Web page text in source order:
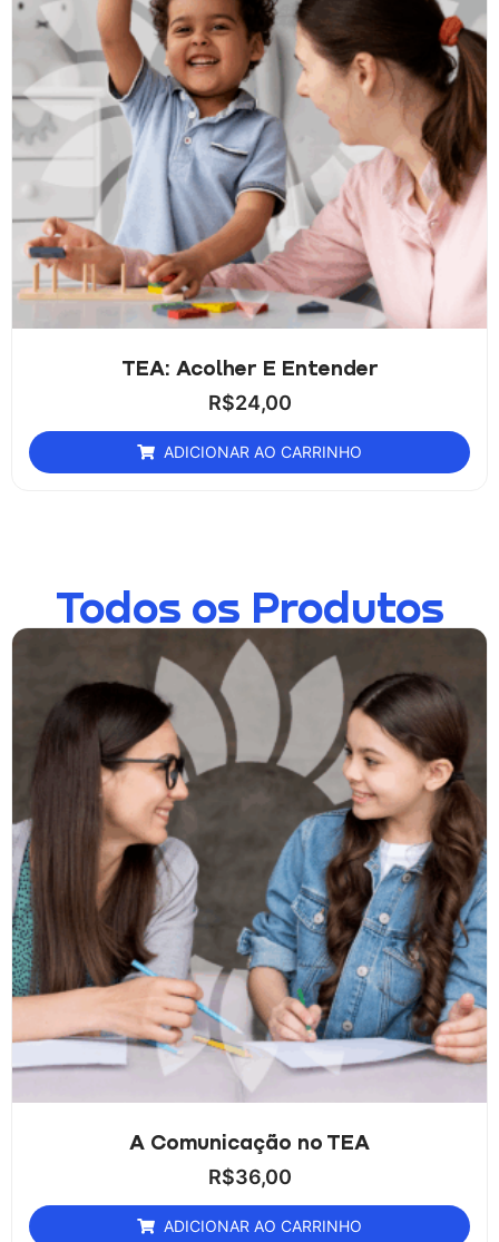
TEA: Acolher E Entender
R$24,00
ADICIONAR AO CARRINHO
Todos os Produtos
A Comunicação no TEA
R$36,00
ADICIONAR AO CARRINHO